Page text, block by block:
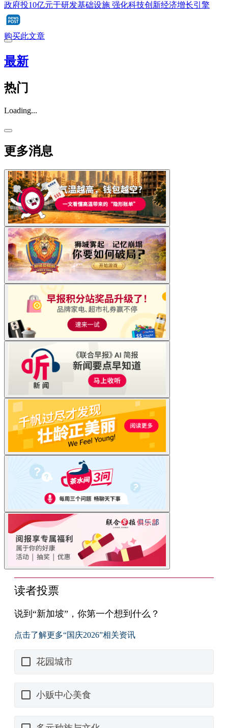
政府投10亿元于研发基础设施 强化科技创新经济增长引擎
购买此文章
最新
热门
Loading...
更多消息